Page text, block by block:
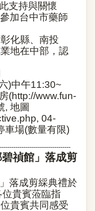
支持與關懷
加台中市藥師
化縣、南投
地在中部，認
)中午11:30~
(http://www.fun-
, 地圖
, 04-
車場(數量有限)
碧禎館」落成剪
落成剪綵典禮於
貴賓蒞臨指
貴賓共同感受